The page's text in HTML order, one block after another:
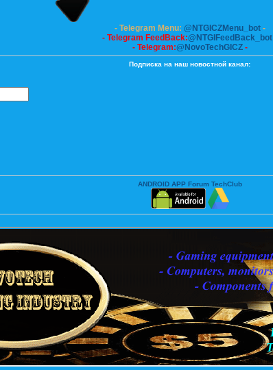
- Telegram Menu: @NTGICZMenu_bot-
- Telegram FeedBack:@NTGIFeedBack_bot
- Telegram:@NovoTechGICZ-
Подписка на наш новостной канал:
ANDROID APP Forum TechClub